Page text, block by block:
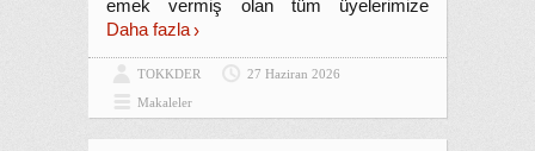
emek vermiş olan tüm üyelerimize
Daha fazla
TOKKDER
27 Haziran 2026
Makaleler